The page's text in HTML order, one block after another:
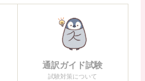
通訳ガイド試験
試験対策について